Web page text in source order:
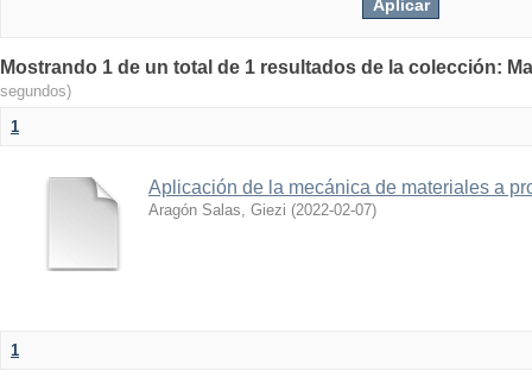
Mostrando 1 de un total de 1 resultados de la colección:
segundos)
1
Aplicación de la mecánica de materiales a
Aragón Salas, Giezi (2022-02-07)
1